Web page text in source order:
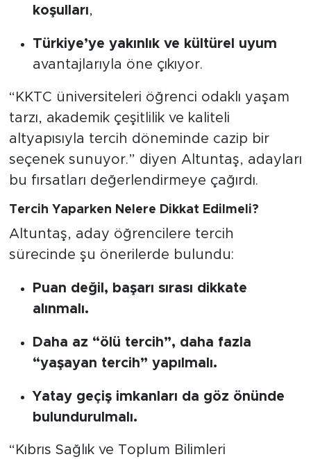
koşulları,
Türkiye’ye yakınlık ve kültürel uyum
avantajlarıyla öne çıkıyor.
“KKTC üniversiteleri öğrenci odaklı yaşam
tarzı, akademik çeşitlilik ve kaliteli
altyapısıyla tercih döneminde cazip bir
seçenek sunuyor.” diyen Altuntaş, adayları
bu fırsatları değerlendirmeye çağırdı.
Tercih Yaparken Nelere Dikkat Edilmeli?
Altuntaş, aday öğrencilere tercih
sürecinde şu önerilerde bulundu:
Puan değil, başarı sırası dikkate
alınmalı.
Daha az “ölü tercih”, daha fazla
“yaşayan tercih” yapılmalı.
Yatay geçiş imkanları da göz önünde
bulundurulmalı.
“Kıbrıs Sağlık ve Toplum Bilimleri